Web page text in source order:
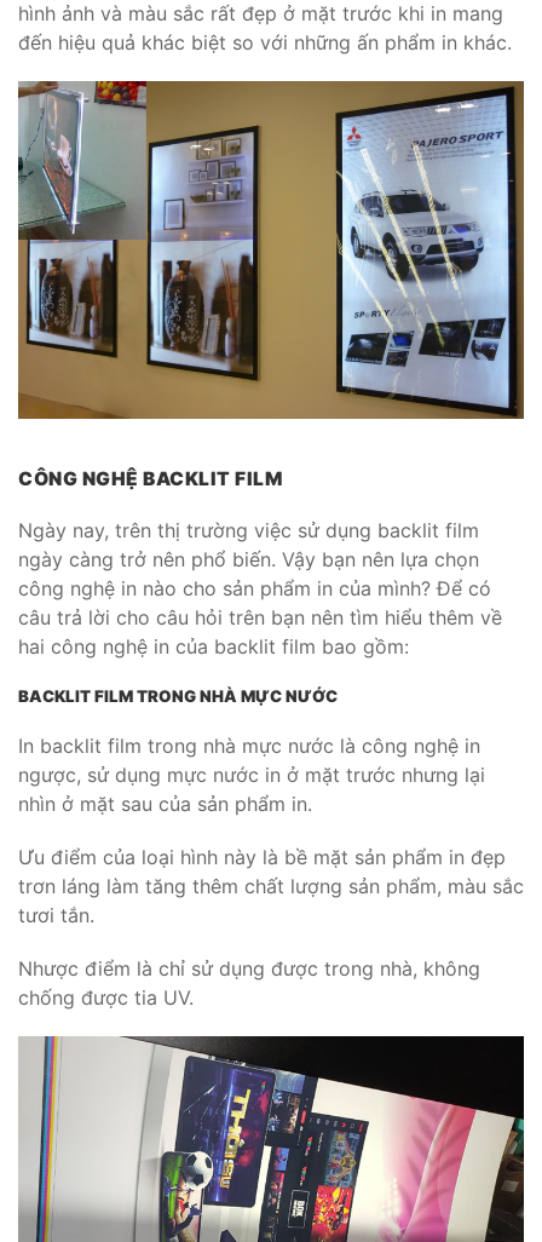
hình ảnh và màu sắc rất đẹp ở mặt trước khi in mang
đến hiệu quả khác biệt so với những ấn phẩm in khác.
CÔNG NGHỆ BACKLIT FILM
Ngày nay, trên thị trường việc sử dụng backlit film
ngày càng trở nên phổ biến. Vậy bạn nên lựa chọn
công nghệ in nào cho sản phẩm in của mình? Để có
câu trả lời cho câu hỏi trên bạn nên tìm hiểu thêm về
hai công nghệ in của backlit film bao gồm:
BACKLIT FILM TRONG NHÀ MỰC NƯỚC
In backlit film trong nhà mực nước là công nghệ in
ngược, sử dụng mực nước in ở mặt trước nhưng lại
nhìn ở mặt sau của sản phẩm in.
Ưu điểm của loại hình này là bề mặt sản phẩm in đẹp
trơn láng làm tăng thêm chất lượng sản phẩm, màu sắc
tươi tắn.
Nhược điểm là chỉ sử dụng được trong nhà, không
chống được tia UV.